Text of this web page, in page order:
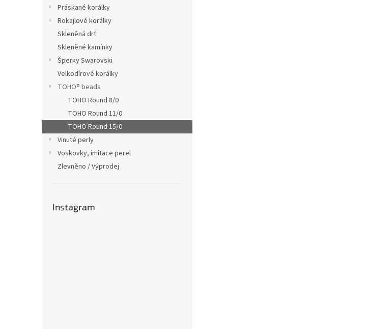
Práskané korálky
Rokajlové korálky
Skleněná drť
Skleněné kamínky
Šperky Swarovski
Velkodírové korálky
TOHO® beads
TOHO Round 8/0
TOHO Round 11/0
TOHO Round 15/0
Vinuté perly
Voskovky, imitace perel
Zlevněno / Výprodej
Instagram